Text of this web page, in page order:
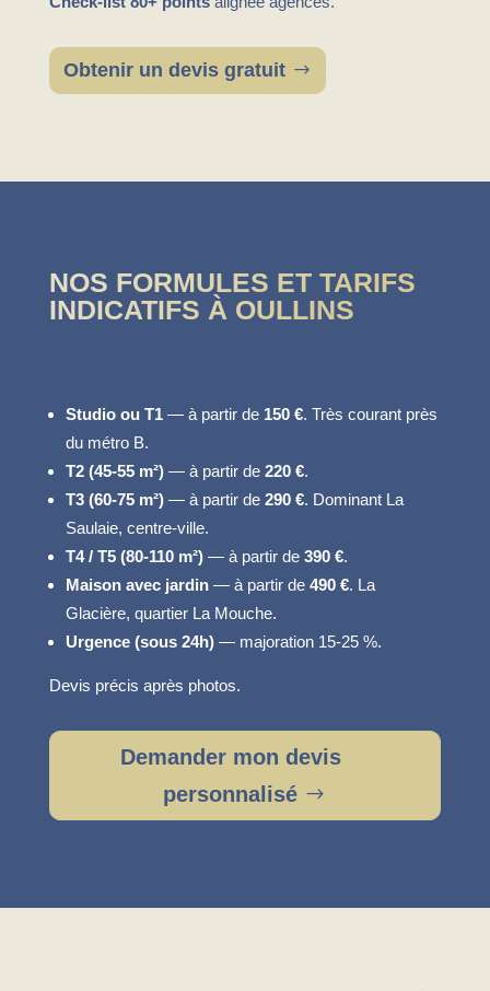
Obtenir un devis gratuit
NOS FORMULES ET TARIFS
INDICATIFS À OULLINS
Studio ou T1— à partir de 150 €. Très courant près
du métro B.
T2 (45-55 m²)— à partir de 220 €.
T3 (60-75 m²)— à partir de 290 €. Dominant La
Saulaie, centre-ville.
T4 / T5 (80-110 m²)— à partir de 390 €.
Maison avec jardin— à partir de 490 €. La
Glacière, quartier La Mouche.
Urgence (sous 24h)— majoration 15-25 %.
Devis précis après photos.
Demander mon devis
personnalisé